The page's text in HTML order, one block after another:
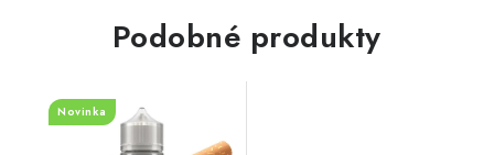
Podobné produkty
Novinka